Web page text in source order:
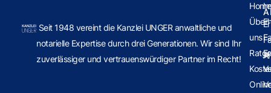
Seit 1948 vereint die Kanzlei UNGER anwaltliche und
notarielle Expertise durch drei Generationen. Wir sind Ihr
zuverlässiger und vertrauenswürdiger Partner im Recht!
Home
Über
uns